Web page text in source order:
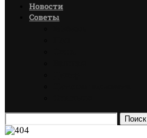
Новости
Советы
Поиск